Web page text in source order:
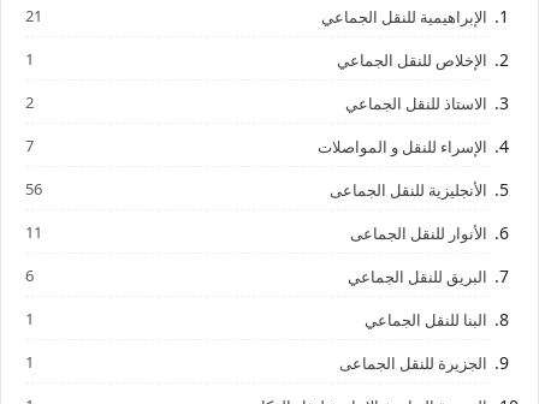
الإبراهيمية للنقل الجماعي 21
الإخلاص للنقل الجماعي 1
الاستاذ للنقل الجماعي 2
الإسراء للنقل و المواصلات 7
الأنجليزية للنقل الجماعى 56
الأنوار للنقل الجماعى 11
البريق للنقل الجماعي 6
البنا للنقل الجماعي 1
الجزيرة للنقل الجماعى 1